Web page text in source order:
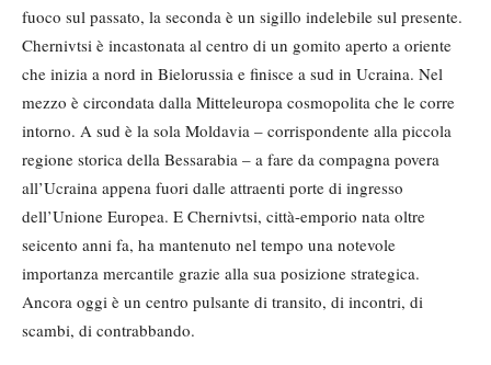
fuoco sul passato, la seconda è un sigillo indelebile sul presente.
Chernivtsi è incastonata al centro di un gomito aperto a oriente
che inizia a nord in Bielorussia e finisce a sud in Ucraina. Nel
mezzo è circondata dalla Mitteleuropa cosmopolita che le corre
intorno. A sud è la sola Moldavia – corrispondente alla piccola
regione storica della Bessarabia – a fare da compagna povera
all’Ucraina appena fuori dalle attraenti porte di ingresso
dell’Unione Europea. E Chernivtsi, città-emporio nata oltre
seicento anni fa, ha mantenuto nel tempo una notevole
importanza mercantile grazie alla sua posizione strategica.
Ancora oggi è un centro pulsante di transito, di incontri, di
scambi, di contrabbando.